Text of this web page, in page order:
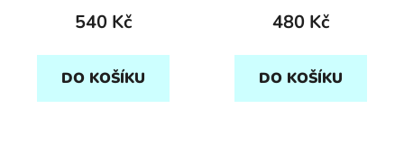
540 Kč
DO KOŠÍKU
480 Kč
DO KOŠÍKU